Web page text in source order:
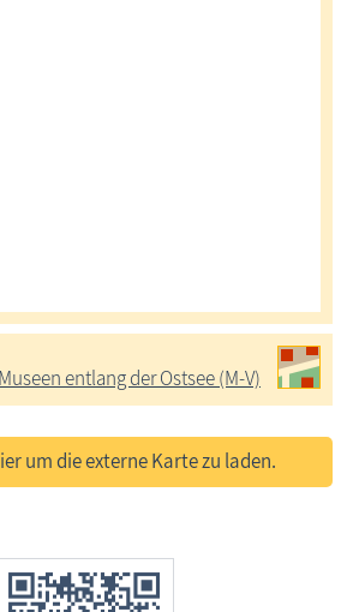
entlang der Ostsee (M-V)
um die externe Karte zu laden.